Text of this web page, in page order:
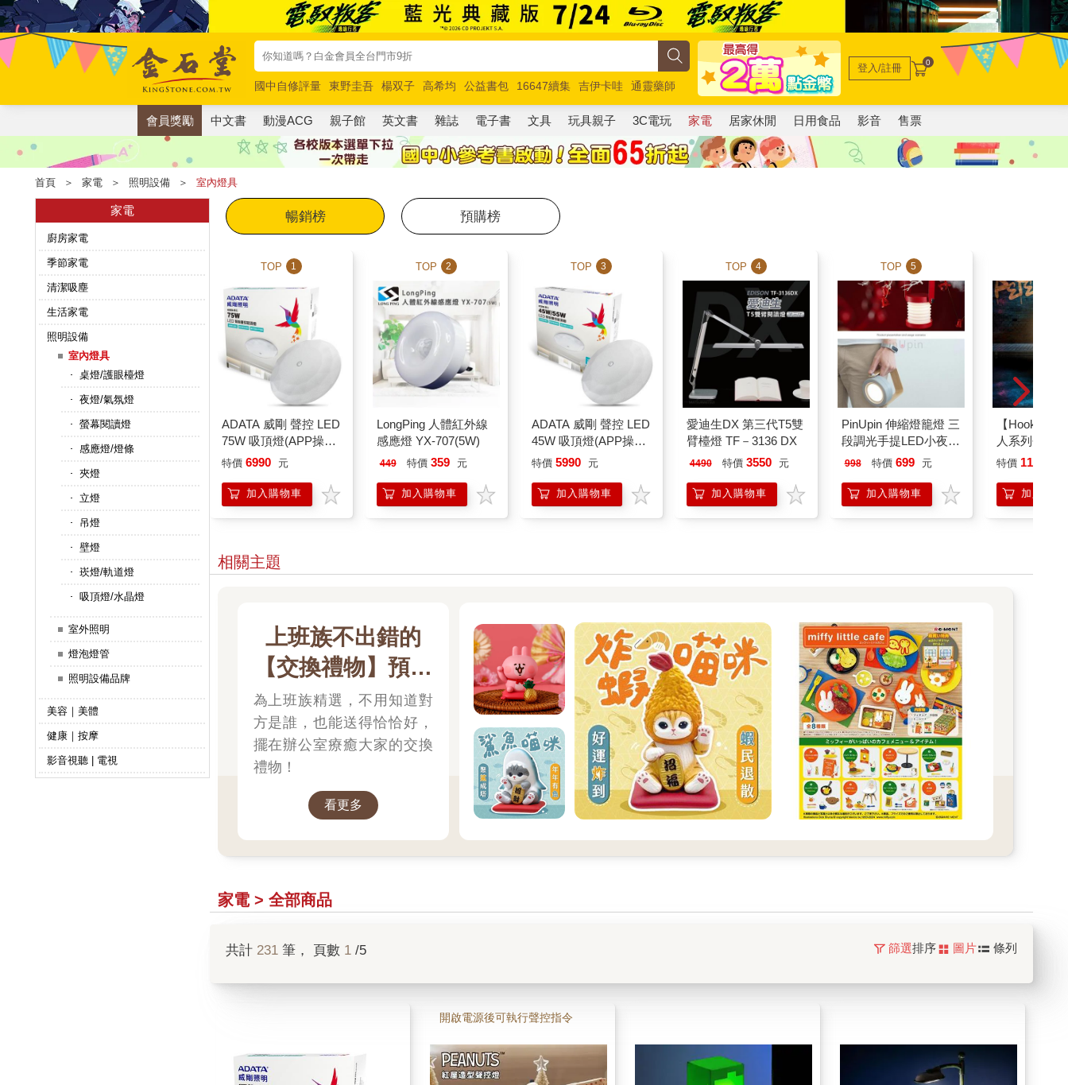
國中自修評量 東野圭吾 楊双子 高希均 公益書包 16647續集 吉伊卡哇
通靈藥師
唯紅花綻放
奧德賽 路邊攤新作 馬斯克 玩具總動員5 超慢跑
登入/註冊 0
會員獎勵 中文書 動漫ACG 親子館 英文書 雜誌 電子書 文具 玩具親子 3C電玩 家電 居家休閒 日用食品 影音 售票
首頁 ＞ 家電 ＞ 照明設備 ＞ 室內燈具
家電
廚房家電
季節家電
清潔吸塵
生活家電
照明設備
室內燈具
桌燈/護眼檯燈
夜燈/氣氛燈
螢幕閱讀燈
感應燈/燈條
夾燈
立燈
吊燈
壁燈
崁燈/軌道燈
吸頂燈/水晶燈
室外照明
燈泡燈管
照明設備品牌
美容｜美體
健康｜按摩
影音視聽 | 電視
暢銷榜 預購榜
TOP 1
ADATA 威剛 聲控 LED
75W 吸頂燈(APP操控/
多模式聲控/色溫可調)
特價 6990 元
加入購物車
TOP 2
LongPing 人體紅外線
感應燈 YX-707(5W)
449 特價 359 元
加入購物車
TOP 3
ADATA 威剛 聲控 LED
45W 吸頂燈(APP操控/
多模式聲控/色溫可調)
特價 5990 元
加入購物車
TOP 4
愛迪生DX 第三代T5雙
臂檯燈 TF－3136 DX
4490 特價 3550 元
加入購物車
TOP 5
PinUpin 伸縮燈籠燈 三
段調光手提LED小夜燈
文創手電筒 （3色選）
998 特價 699 元
加入購物車
【Hook's嚴
人系列吾家
特價 1190
加入購物
相關主題
上班族不出錯的
【交換禮物】預算
300-600元
為上班族精選，不用知道對
方是誰，也能送得恰恰好，
擺在辦公室療癒大家的交換
禮物！
看更多
家電 > 全部商品
共計 231 筆， 頁數 1 /5 篩選排序 圖片 條列
開啟電源後可執行聲控指令